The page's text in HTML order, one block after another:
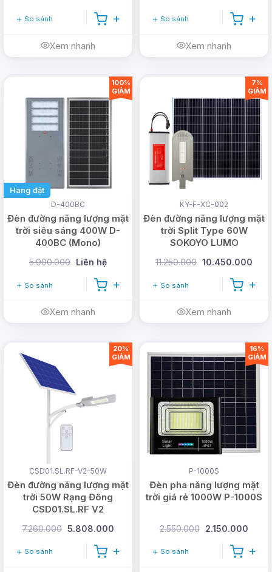
Web: www.dmtsolar.com -
So sánh
Xem nhanh
So sánh
Xem nhanh
Hàng đặt
D-400BC
Đèn đường năng lượng mặt
trời siêu sáng 400W D-
400BC (Mono)
5.900.000 Liên hệ
So sánh
Xem nhanh
100%
GIẢM
KY-F-XC-002
Đèn đường năng lượng mặt
trời Split Type 60W
SOKOYO LUMO
11.250.000 10.450.000
So sánh
Xem nhanh
7%
GIẢM
CSD01.SL.RF-V2-50W
Đèn đường năng lượng mặt
trời 50W Rạng Đông
CSD01.SL.RF V2
7.260.000 5.808.000
So sánh
20%
GIẢM
P-1000S
Đèn pha năng lượng mặt
trời giá rẻ 1000W P-1000S
2.550.000 2.150.000
So sánh
16%
GIẢM